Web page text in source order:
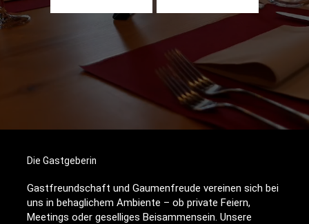
Die Gastgeberin
Gastfreundschaft und Gaumenfreude vereinen sich bei
uns in behaglichem Ambiente – ob private Feiern,
Meetings oder geselliges Beisammensein. Unsere